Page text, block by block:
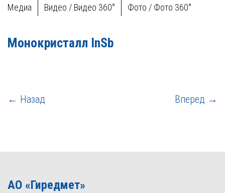
Медиа Видео / Видео 360° Фото / Фото 360°
Монокристалл InSb
← Назад Вперед →
АО «Гиредмет»